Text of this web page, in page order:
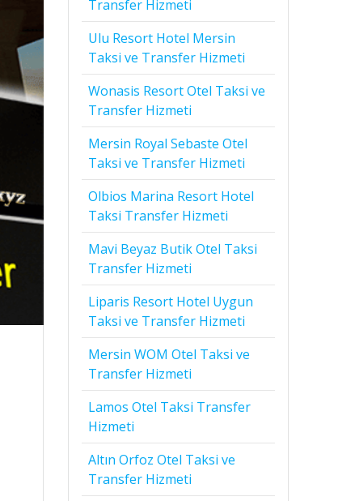
Transfer Hizmeti
Ulu Resort Hotel Mersin
Taksi ve Transfer Hizmeti
Wonasis Resort Otel Taksi ve
Transfer Hizmeti
Mersin Royal Sebaste Otel
Taksi ve Transfer Hizmeti
Olbios Marina Resort Hotel
Taksi Transfer Hizmeti
Mavi Beyaz Butik Otel Taksi
Transfer Hizmeti
Liparis Resort Hotel Uygun
Taksi ve Transfer Hizmeti
Mersin WOM Otel Taksi ve
Transfer Hizmeti
Lamos Otel Taksi Transfer
Hizmeti
Altın Orfoz Otel Taksi ve
Transfer Hizmeti